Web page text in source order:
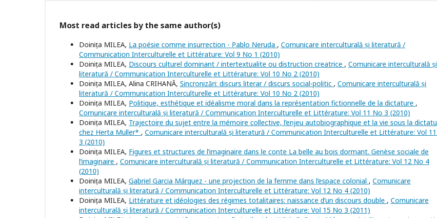
Most read articles by the same author(s)
Doinița MILEA, La poésie comme insurrection - Pablo Neruda , Comunicare interculturală și literatură /
Communication Interculturelle et Littérature: Vol 9 No 1 (2010)
Doinița MILEA, Discours culturel dominant / intertextualite ou distruction creatrice , Comunicare interculturală și
literatură / Communication Interculturelle et Littérature: Vol 10 No 2 (2010)
Doinița MILEA, Alina CRIHANĂ, Sincronizări: discurs literar / discurs social-politic , Comunicare interculturală și
literatură / Communication Interculturelle et Littérature: Vol 10 No 2 (2010)
Doinița MILEA, Politique, esthétique et idéalisme moral dans la représentation fictionnelle de la dictature ,
Comunicare interculturală și literatură / Communication Interculturelle et Littérature: Vol 11 No 3 (2010)
Doinița MILEA, Trajectoire du sujet entre la mémoire collective, l’enjeu autobiographique et la vie sous la
chez Herta Muller* , Comunicare interculturală și literatură / Communication Interculturelle et Littérature: Vol
3 (2010)
Doinița MILEA, Figures et structures de l’imaginaire dans le conte La belle au bois dormant. Genèse sociale de
l’imaginaire , Comunicare interculturală și literatură / Communication Interculturelle et Littérature: Vol 12 No 4
(2010)
Doinița MILEA, Gabriel Garcia Márquez - une projection de la femme dans l’espace colonial , Comunicare
interculturală și literatură / Communication Interculturelle et Littérature: Vol 12 No 4 (2010)
Doinița MILEA, Littérature et idéologies des régimes totalitaires: naissance d’un discours double , Comunicare
interculturală și literatură / Communication Interculturelle et Littérature: Vol 15 No 3 (2011)